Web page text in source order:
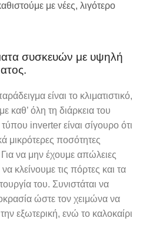
με νέες, λιγότερο
συσκευών με υψηλή
είναι το κλιματιστικό,
καθ’ όλη τη διάρκεια του
inverter είναι σίγουρο ότι
μικρότερες ποσότητες
Για να μην έχουμε απώλειες
κλείνουμε τις πόρτες και τα
του. Συνιστάται να
ώστε τον χειμώνα να
εξωτερική, ενώ το καλοκαίρι